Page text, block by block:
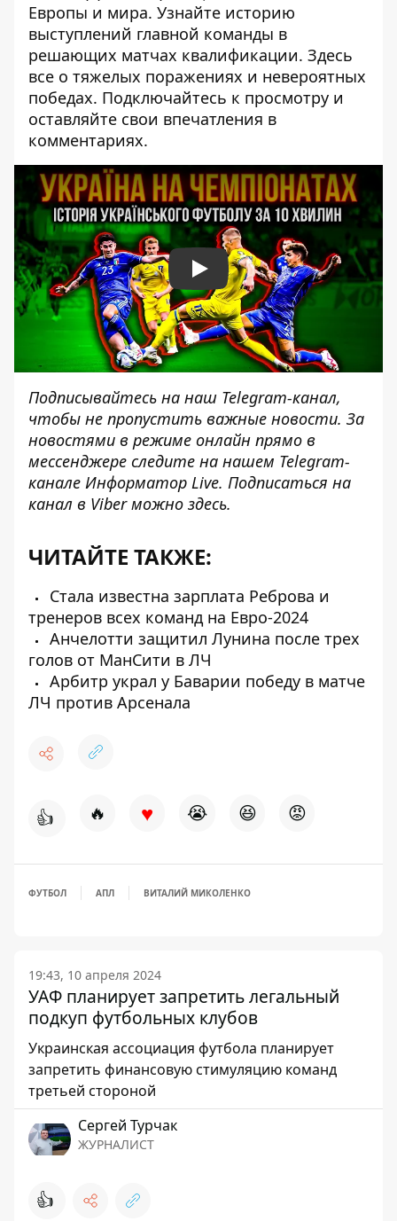
Европы и мира. Узнайте историю
выступлений главной команды в
решающих матчах квалификации. Здесь
все о тяжелых поражениях и невероятных
победах. Подключайтесь к просмотру и
оставляйте свои впечатления в
комментариях.
Play
Подписывайтесь на наш Telegram-канал,
чтобы не пропустить важные новости. За
новостями в режиме онлайн прямо в
мессенджере следите на нашем Telegram-
канале Информатор Live. Подписаться на
канал в Viber можно здесь.
ЧИТАЙТЕ ТАКЖЕ:
Стала известна зарплата Реброва и
тренеров всех команд на Евро-2024
Анчелотти защитил Лунина после трех
голов от МанСити в ЛЧ
Арбитр украл у Баварии победу в матче
ЛЧ против Арсенала
👍 🔥 ♥ 😭 😆 😡
ФУТБОЛ АПЛ ВИТАЛИЙ МИКОЛЕНКО
19:43, 10 апреля 2024
УАФ планирует запретить легальный
подкуп футбольных клубов
Украинская ассоциация футбола планирует
запретить финансовую стимуляцию команд
третьей стороной
Сергей Турчак
ЖУРНАЛИСТ
👍